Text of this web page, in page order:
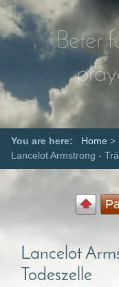
Beter
You are here: Home >
Lancelot Armstrong -
Lancelot
Todeszelle